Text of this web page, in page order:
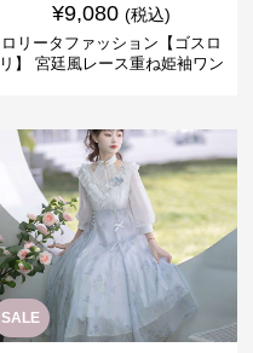
¥9,080 (税込)
ロリータファッション【ゴスロ
リ】 宮廷風レース重ね姫袖ワン
SALE